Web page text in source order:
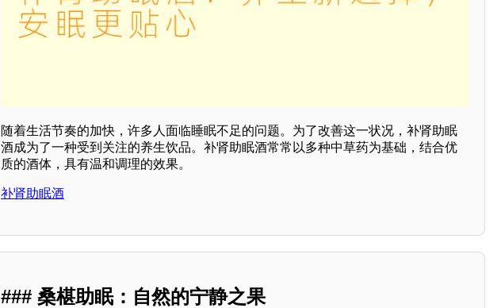
随着生活节奏的加快，许多人面临睡眠不足的问题。为了改善这一状况，补肾助眠
酒成为了一种受到关注的养生饮品。补肾助眠酒常常以多种中草药为基础，结合优
质的酒体，具有温和调理的效果。
补肾助眠酒
### 桑椹助眠：自然的宁静之果